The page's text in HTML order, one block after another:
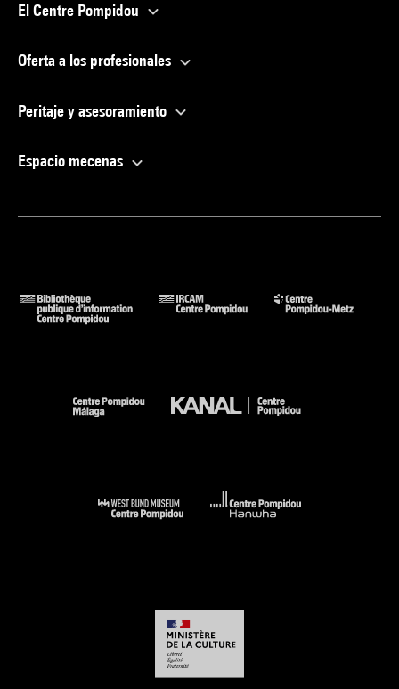
El Centre Pompidou
Oferta a los profesionales
Peritaje y asesoramiento
Espacio mecenas